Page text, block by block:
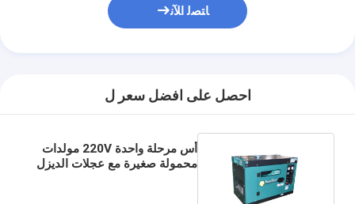
ﺎﺘﺼﻟ ﺍﻶﻧ
احصل على افضل سعر ل
أس مرحلة واحدة 220V مولدات
محمولة صغيرة مع عجلات الديزل